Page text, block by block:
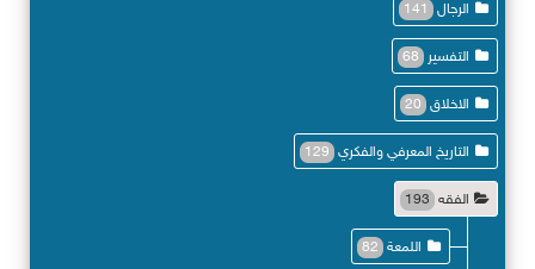
الرجال 141
التفسير 68
الاخلاق 20
التاريخ المعرفي والفكري 129
الفقه 193
اللمعة 82